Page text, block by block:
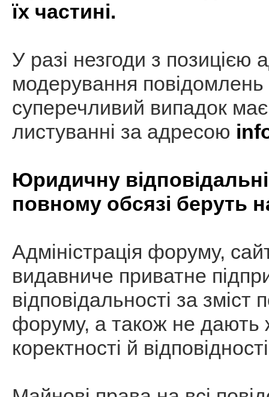
їх частині.
У разі незгоди з позицією
модерування
суперечливий випадок
листуванні за адресою
Юридичну
повному обсязі беруть
Адміністрація форуму,
видавниче приватне
відповідальності за зміст
форуму, а також не дають
коректності й